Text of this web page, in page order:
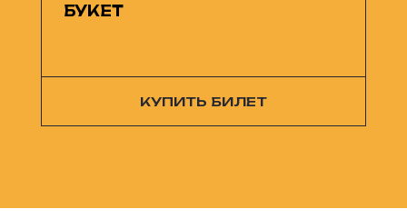
БУКЕТ
КУПИТЬ БИЛЕТ